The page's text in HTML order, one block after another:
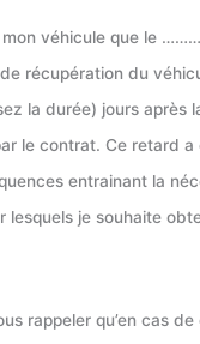
mon véhicule que le
récupération du
la durée) jours après
le contrat. Ce retard a
entrainant la
lesquels je souhaite
rappeler qu’en cas